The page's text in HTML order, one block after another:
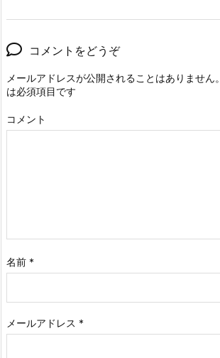
コメントをどうぞ
メールアドレスが公開されることはありません。
は必須項目です
コメント
名前 *
メールアドレス *